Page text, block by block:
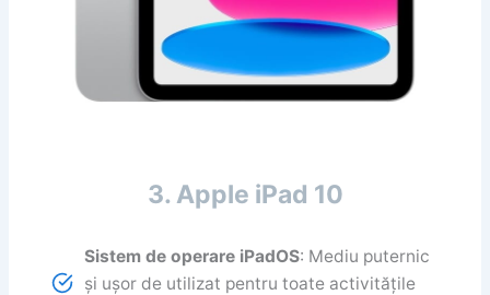
3. Apple iPad 10
Sistem de operare iPadOS: Mediu puternic
și ușor de utilizat pentru toate activitățile